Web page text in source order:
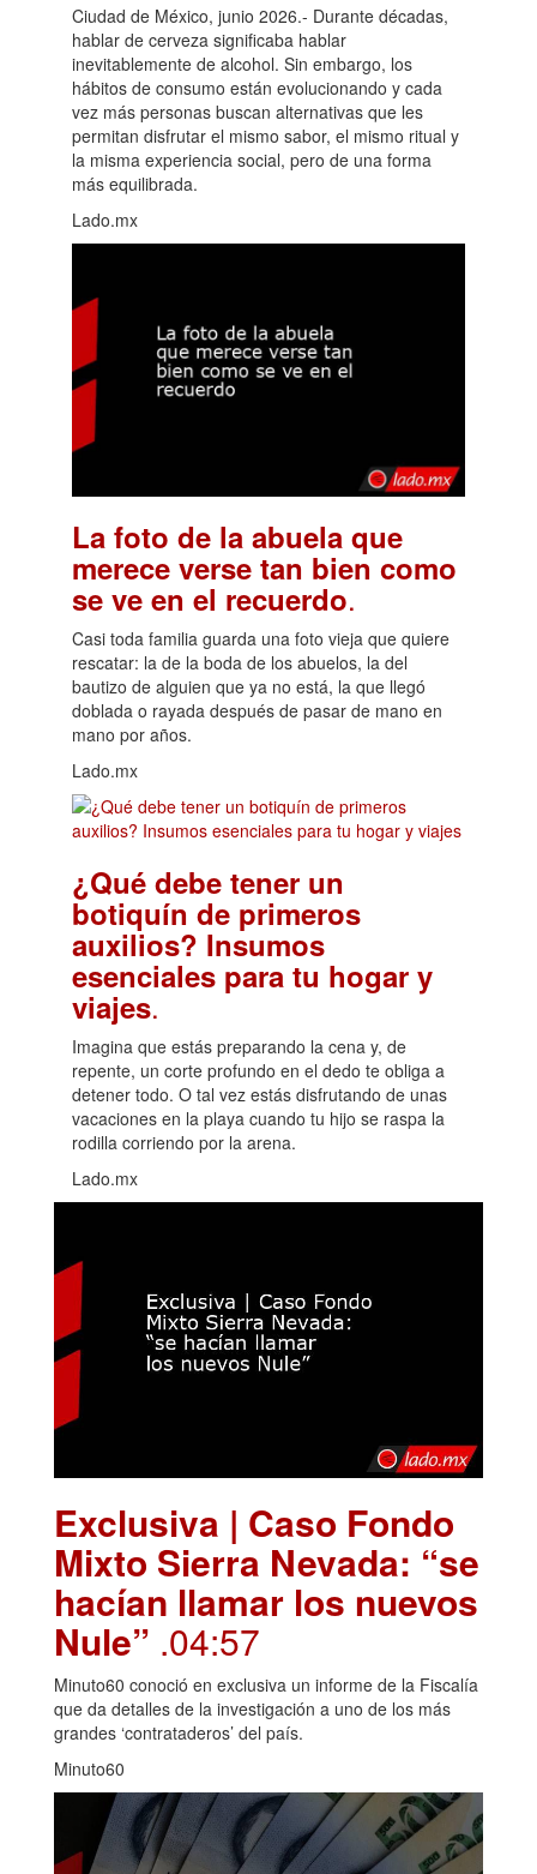
Ciudad de México, junio 2026.- Durante décadas,
hablar de cerveza significaba hablar
inevitablemente de alcohol. Sin embargo, los
hábitos de consumo están evolucionando y cada
vez más personas buscan alternativas que les
permitan disfrutar el mismo sabor, el mismo ritual y
la misma experiencia social, pero de una forma
más equilibrada.
Lado.mx
La foto de la abuela que
merece verse tan bien como
se ve en el recuerdo.
Casi toda familia guarda una foto vieja que quiere
rescatar: la de la boda de los abuelos, la del
bautizo de alguien que ya no está, la que llegó
doblada o rayada después de pasar de mano en
mano por años.
Lado.mx
¿Qué debe tener un
botiquín de primeros
auxilios? Insumos
esenciales para tu hogar y
viajes.
Imagina que estás preparando la cena y, de
repente, un corte profundo en el dedo te obliga a
detener todo. O tal vez estás disfrutando de unas
vacaciones en la playa cuando tu hijo se raspa la
rodilla corriendo por la arena.
Lado.mx
Exclusiva | Caso Fondo
Mixto Sierra Nevada: “se
hacían llamar los nuevos
Nule” .04:57
Minuto60 conoció en exclusiva un informe de la Fiscalía
que da detalles de la investigación a uno de los más
grandes ‘contrataderos’ del país.
Minuto60